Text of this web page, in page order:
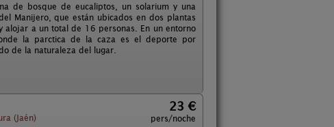
de bosque de eucaliptos, un solarium y una
Manijero, que están ubicados en dos plantas
a un total de 16 personas. En un entorno
la parctica de la caza es el deporte por
de la naturaleza del lugar.
(Jaén)
23 €
pers/noche